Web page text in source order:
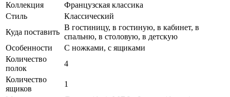
Коллекция
Французская классика
Стиль
Классический
Куда поставить
В гостиницу, в гостиную, в кабинет, в
спальню, в столовую, в детскую
Особенности
С ножками, с ящиками
Количество
полок
4
Количество
ящиков
1